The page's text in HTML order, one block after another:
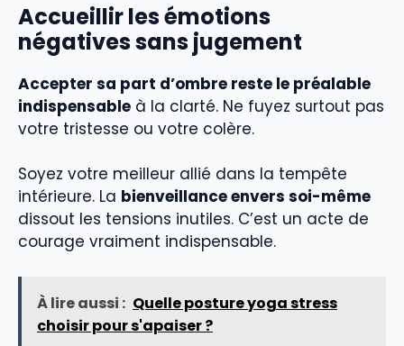
Accueillir les émotions
négatives sans jugement
Accepter sa part d’ombre reste le préalable
indispensable à la clarté. Ne fuyez surtout pas
votre tristesse ou votre colère.
Soyez votre meilleur allié dans la tempête
intérieure. La bienveillance envers soi-même
dissout les tensions inutiles. C’est un acte de
courage vraiment indispensable.
À lire aussi : Quelle posture yoga stress
choisir pour s'apaiser ?